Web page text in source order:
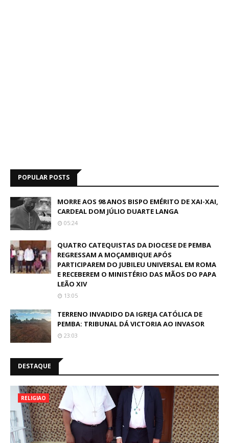
POPULAR POSTS
MORRE AOS 98 ANOS BISPO EMÉRITO DE XAI-XAI,
CARDEAL DOM JÚLIO DUARTE LANGA
05:24
QUATRO CATEQUISTAS DA DIOCESE DE PEMBA
REGRESSAM A MOÇAMBIQUE APÓS
PARTICIPAREM DO JUBILEU UNIVERSAL EM ROMA
E RECEBEREM O MINISTÉRIO DAS MÃOS DO PAPA
LEÃO XIV
13:05
TERRENO INVADIDO DA IGREJA CATÓLICA DE
PEMBA: TRIBUNAL DÁ VICTORIA AO INVASOR
23:03
DESTAQUE
RELIGIAO